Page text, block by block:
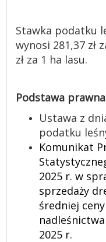
Stawka podatku
wynosi 281,37 zł
zł za 1 ha lasu.
Podstawa prawna
Ustawa z
podatku
Komunikat
2025 r. w
sprzedaży
średniej
2025 r.